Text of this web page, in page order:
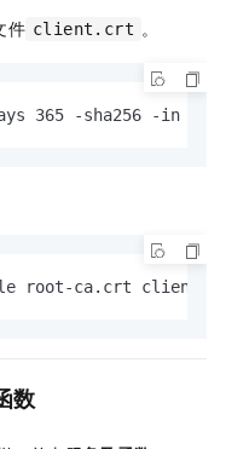
件 client.crt 。
365 -sha256 -in
root-ca.crt
数